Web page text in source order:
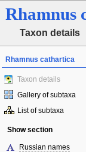
Rhamnus
Taxon details
Rhamnus cathartica
Taxon details
Gallery of subtaxa
List of subtaxa
Show section
Russian names